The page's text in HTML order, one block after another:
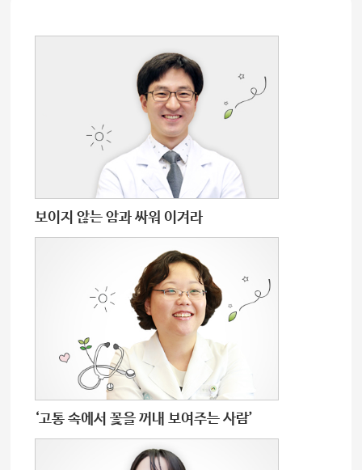
보이지 않는 암과 싸워 이겨라
‘고통 속에서 꽃을 꺼내 보여주는 사람’